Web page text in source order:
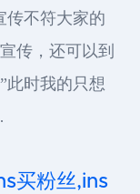
传不符大家的
传，还可以到
此时我的只想
买粉丝,ins